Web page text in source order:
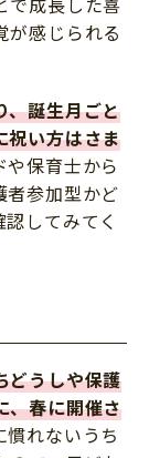
が感じられる
、誕生月ごと
祝い方はさま
保育士から
者参加型かど
してみてく
どうしや保護
、春に開催さ
れないうち